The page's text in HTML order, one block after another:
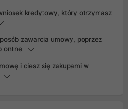
kredytowy, który otrzymasz
zawarcia umowy, poprzez
online
i ciesz się zakupami w